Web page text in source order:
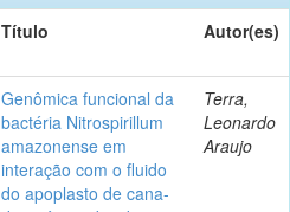
Título Autor(es)
Genômica funcional da
bactéria Nitrospirillum
amazonense em
interação com o fluido
do apoplasto de cana-
Terra,
Leonardo
Araujo